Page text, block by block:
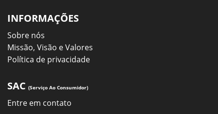
INFORMAÇÕES
Sobre nós
Missão, Visão e Valores
Política de privacidade
SAC (Serviço Ao Consumidor)
Entre em contato